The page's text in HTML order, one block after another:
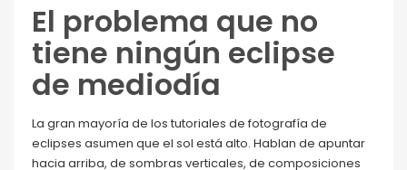
El problema que no
tiene ningún eclipse
de mediodía
La gran mayoría de los tutoriales de fotografía de
eclipses asumen que el sol está alto. Hablan de apuntar
hacia arriba, de sombras verticales, de composiciones